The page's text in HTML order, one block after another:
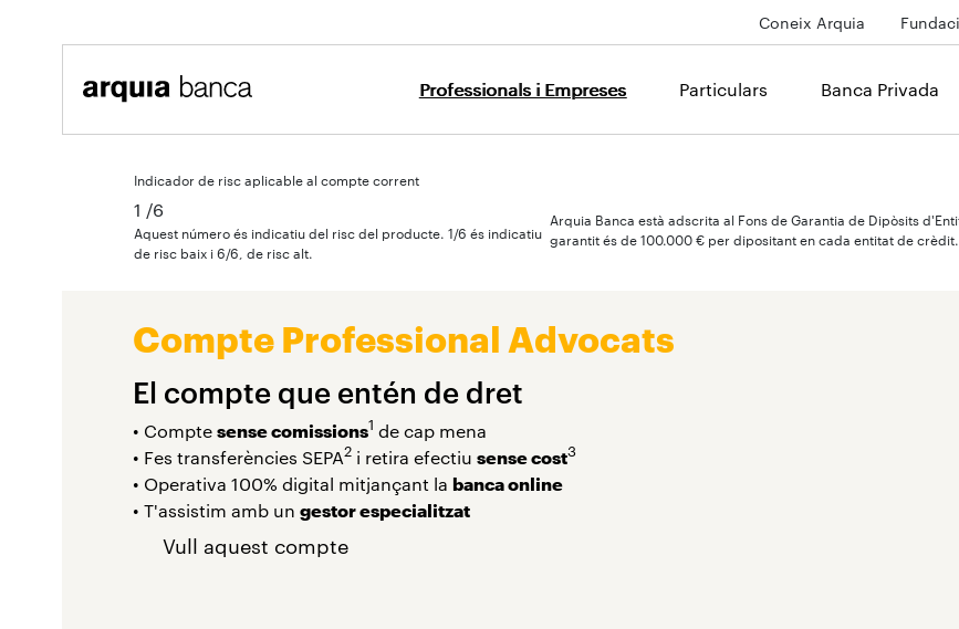
Coneix Arquia
Professionals i Empreses Particulars Banca Privada
Indicador de risc aplicable al compte corrent
1 /6
Aquest número és indicatiu del risc del producte. 1/6 és indicatiu
de risc baix i 6/6, de risc alt.
Arquia Banca està adscrita al Fons de Garantia de Dipòsits
garantit és de 100.000 € per dipositant en cada entitat de crèdit.
Compte Professional Advocats
El compte que entén de dret
• Compte sense comissions1 de cap mena
• Fes transferències SEPA2 i retira efectiu sense cost3
• Operativa 100% digital mitjançant la banca online
• T'assistim amb un gestor especialitzat
Vull aquest compte